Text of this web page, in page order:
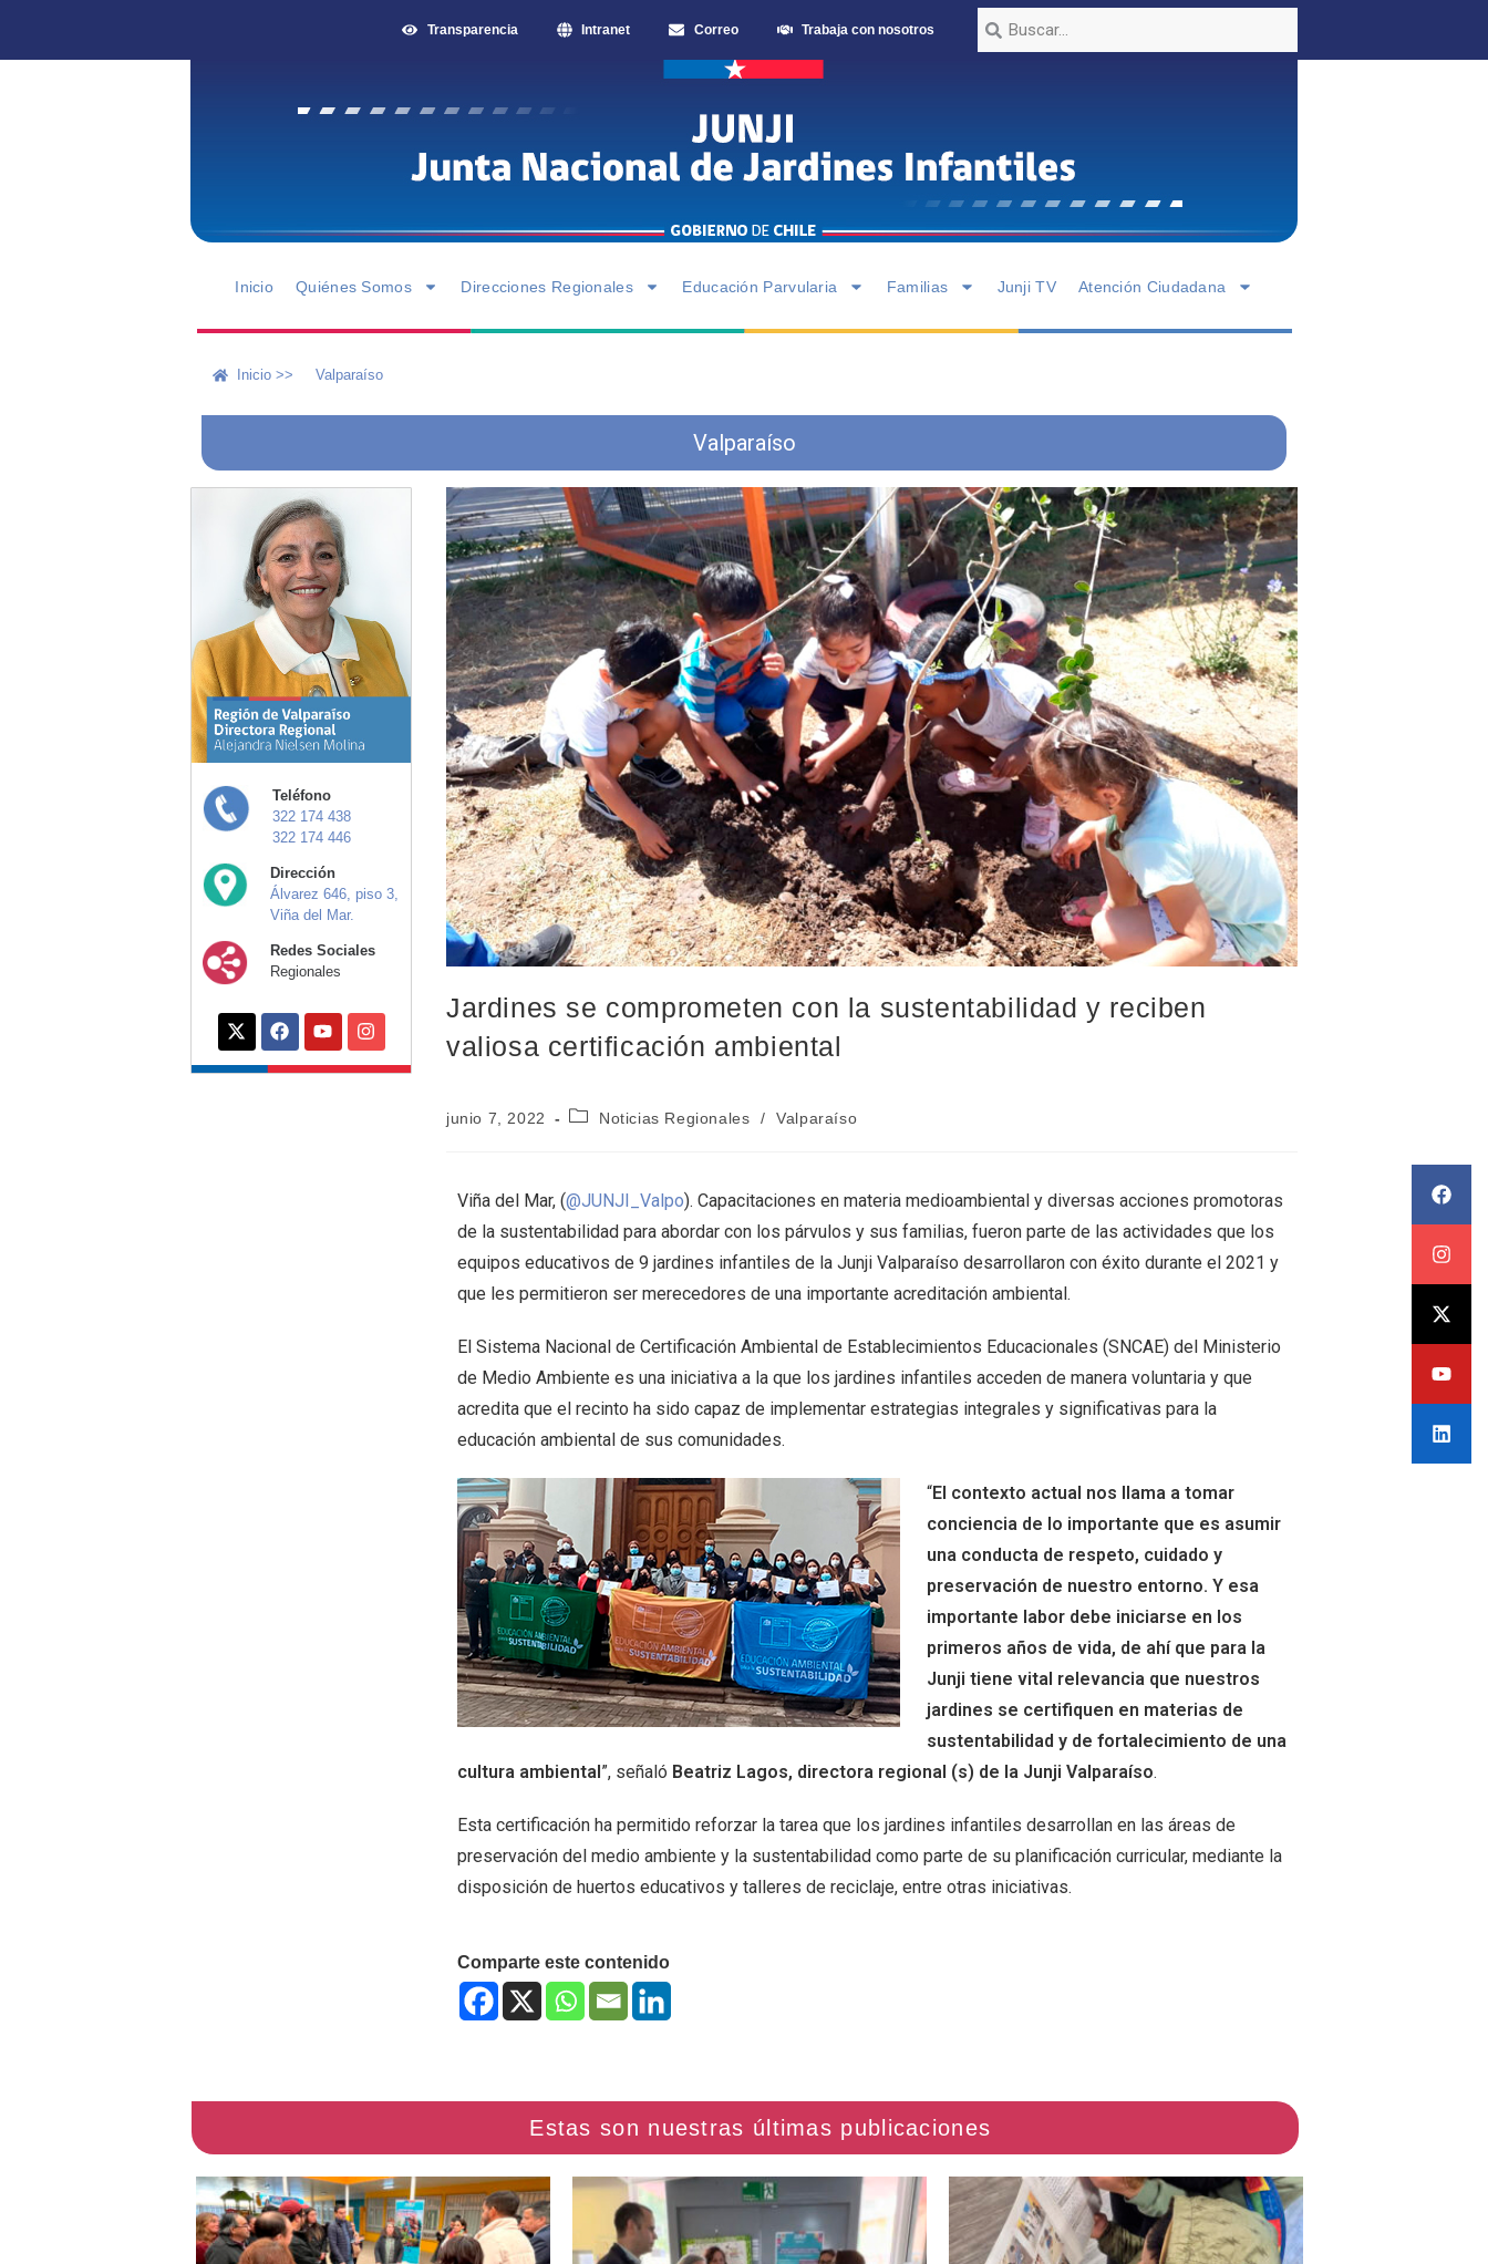
Transparencia Intranet Correo Trabaja con nosotros
Inicio Quiénes Somos Direcciones Regionales Educación Parvularia Familias Junji TV Atención Ciudadana
Inicio >> Valparaíso
Valparaíso
Teléfono
322 174 438
322 174 446
Dirección
Álvarez 646, piso 3,
Viña del Mar.
Redes Sociales
Regionales
Jardines se comprometen con la sustentabilidad y reciben
valiosa certificación ambiental
junio 7, 2022 Noticias Regionales / Valparaíso
Viña del Mar, (@JUNJI_Valpo). Capacitaciones en materia medioambiental y diversas acciones promotoras
de la sustentabilidad para abordar con los párvulos y sus familias, fueron parte de las actividades que los
equipos educativos de 9 jardines infantiles de la Junji Valparaíso desarrollaron con éxito durante el 2021 y
que les permitieron ser merecedores de una importante acreditación ambiental.
El Sistema Nacional de Certificación Ambiental de Establecimientos Educacionales (SNCAE) del Ministerio
de Medio Ambiente es una iniciativa a la que los jardines infantiles acceden de manera voluntaria y que
acredita que el recinto ha sido capaz de implementar estrategias integrales y significativas para la
educación ambiental de sus comunidades.
“El contexto actual nos llama a tomar
conciencia de lo importante que es asumir
una conducta de respeto, cuidado y
preservación de nuestro entorno. Y esa
importante labor debe iniciarse en los
primeros años de vida, de ahí que para la
Junji tiene vital relevancia que nuestros
jardines se certifiquen en materias de
sustentabilidad y de fortalecimiento de una
cultura ambiental ”, señaló Beatriz Lagos, directora regional (s) de la Junji Valparaíso.
Esta certificación ha permitido reforzar la tarea que los jardines infantiles desarrollan en las áreas de
preservación del medio ambiente y la sustentabilidad como parte de su planificación curricular, mediante la
disposición de huertos educativos y talleres de reciclaje, entre otras iniciativas.
Comparte este contenido